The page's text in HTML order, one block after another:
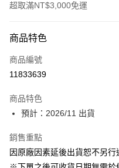
超取滿NT$3,000免運
信用卡一次付款
超商取貨付款
ATM付款
運送方式
預購-全家取貨付款(舊)
商品特色
商品編號
11833639
商品特色
預計：2026/11 出貨
銷售重點
因原廠因素延後出貨恕不另行